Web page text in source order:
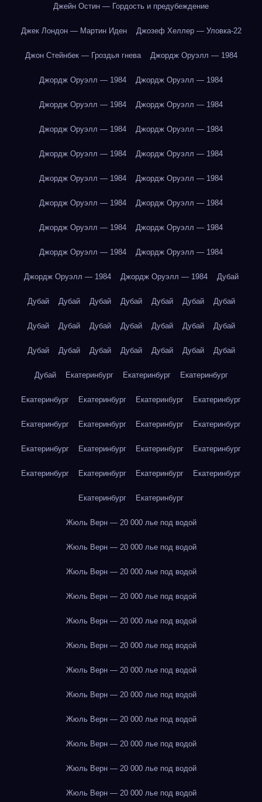
Джейн Остин — Гордость и предубеждение
Джек Лондон — Мартин Иден Джозеф Хеллер — Уловка-22
Джон Стейнбек — Гроздья гнева Джордж Оруэлл — 1984
Джордж Оруэлл — 1984 Джордж Оруэлл — 1984
Джордж Оруэлл — 1984 Джордж Оруэлл — 1984
Джордж Оруэлл — 1984 Джордж Оруэлл — 1984
Джордж Оруэлл — 1984 Джордж Оруэлл — 1984
Джордж Оруэлл — 1984 Джордж Оруэлл — 1984
Джордж Оруэлл — 1984 Джордж Оруэлл — 1984
Джордж Оруэлл — 1984 Джордж Оруэлл — 1984
Джордж Оруэлл — 1984 Джордж Оруэлл — 1984
Джордж Оруэлл — 1984 Джордж Оруэлл — 1984 Дубай
Дубай Дубай Дубай Дубай Дубай Дубай Дубай
Дубай Дубай Дубай Дубай Дубай Дубай Дубай
Дубай Дубай Дубай Дубай Дубай Дубай Дубай
Дубай Екатеринбург Екатеринбург Екатеринбург
Екатеринбург Екатеринбург Екатеринбург Екатеринбург
Екатеринбург Екатеринбург Екатеринбург Екатеринбург
Екатеринбург Екатеринбург Екатеринбург Екатеринбург
Екатеринбург Екатеринбург Екатеринбург Екатеринбург
Екатеринбург Екатеринбург
Жюль Верн — 20 000 лье под водой
Жюль Верн — 20 000 лье под водой
Жюль Верн — 20 000 лье под водой
Жюль Верн — 20 000 лье под водой
Жюль Верн — 20 000 лье под водой
Жюль Верн — 20 000 лье под водой
Жюль Верн — 20 000 лье под водой
Жюль Верн — 20 000 лье под водой
Жюль Верн — 20 000 лье под водой
Жюль Верн — 20 000 лье под водой
Жюль Верн — 20 000 лье под водой
Жюль Верн — 20 000 лье под водой